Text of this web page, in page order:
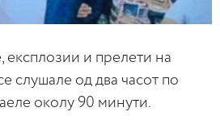
експлозии и прелети на
слушале од два часот по
околу 90 минути.